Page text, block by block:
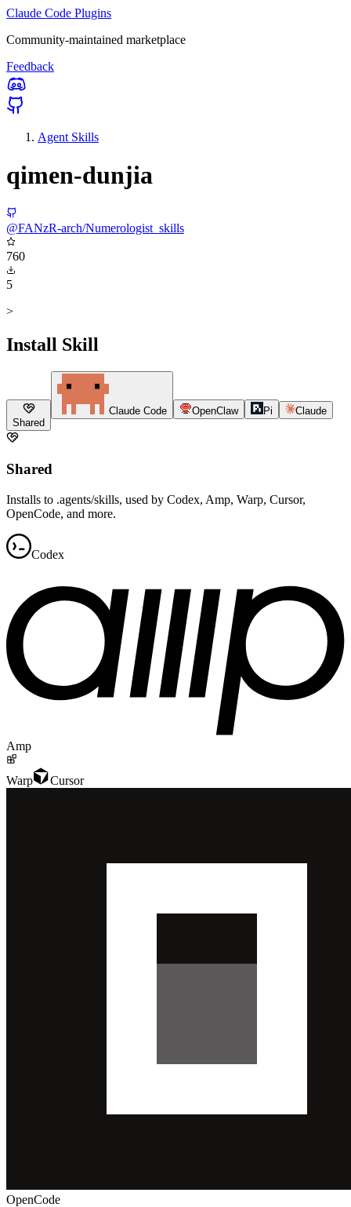
Claude Code Plugins
Community-maintained marketplace
Feedback
Agent Skills
qimen-dunjia
@FANzR-arch/Numerologist_skills
760
5
>
Install Skill
Shared
Claude Code OpenClaw Pi Claude
Shared
Installs to .agents/skills, used by Codex, Amp, Warp, Cursor,
OpenCode, and more.
Codex
Amp
Warp Cursor
OpenCode